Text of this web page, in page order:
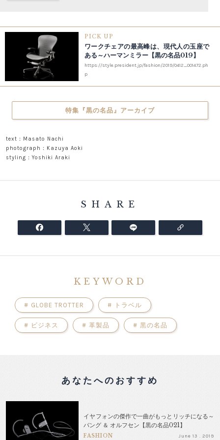
PICK UP
ワークチェアの最高峰は、現代人の玉座で
ある～ハーマンミラー【黒の名品019】
https://style.president.jp/fashion/2019/0412_001472.ph
p
特集『黒の名品』アーカイブ
text：Masato Nachi
photograph：Kazuya Aoki
styling：Yoshiki Araki
SHARE
KEYWORD
# GLOBE TROTTER # トラベル
# ビジネス # 革製品 # 黒の名品
あなたへのおすすめ
イヤフォンの傑作で一曲がもっとリッチになる～
バング ＆ オルフセン【黒の名品021】
FASHION June 13 . 2019